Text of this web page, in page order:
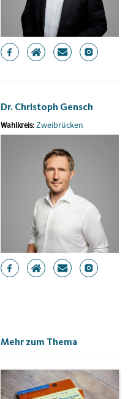
Dr. Christoph Gensch
Wahlkreis:Zweibrücken
Mehr zum Thema